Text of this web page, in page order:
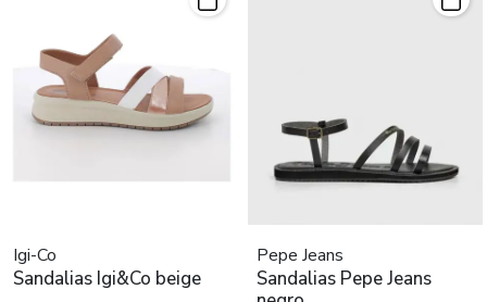
Igi-Co
Sandalias Igi&Co beige
Pepe Jeans
Sandalias Pepe Jeans